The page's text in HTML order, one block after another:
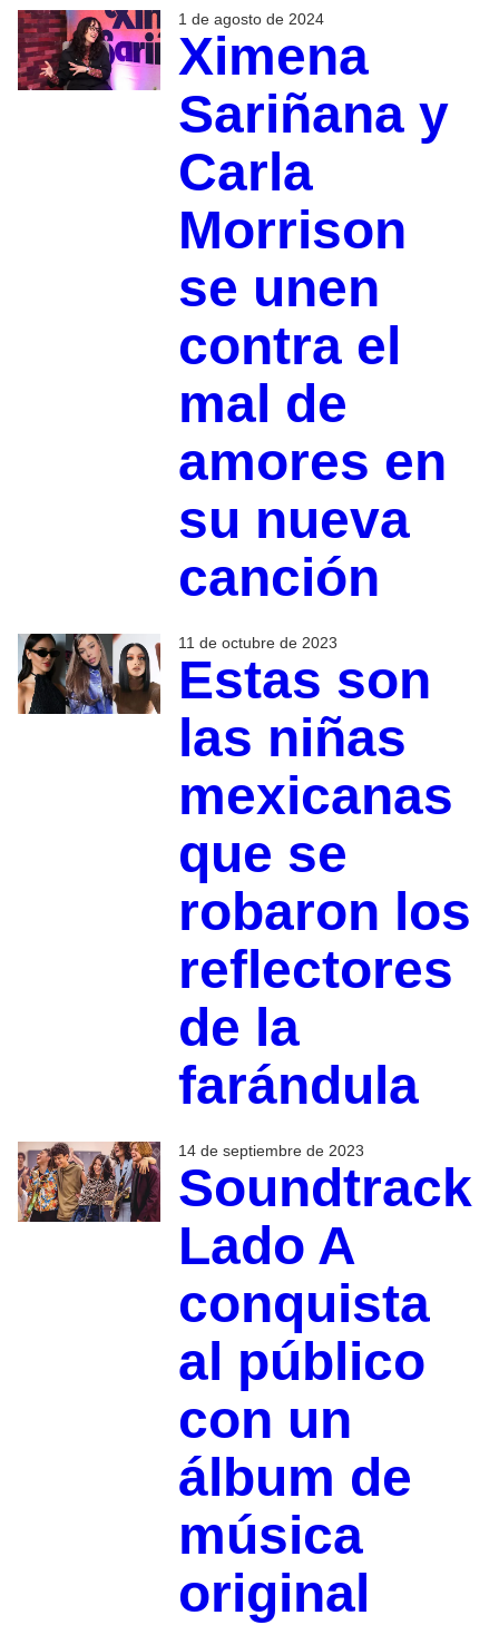
1 de agosto de 2024
Ximena
Sariñana y
Carla
Morrison
se unen
contra el
mal de
amores en
su nueva
canción
11 de octubre de 2023
Estas son
las niñas
mexicanas
que se
robaron los
reflectores
de la
farándula
14 de septiembre de 2023
Soundtrack
Lado A
conquista
al público
con un
álbum de
música
original